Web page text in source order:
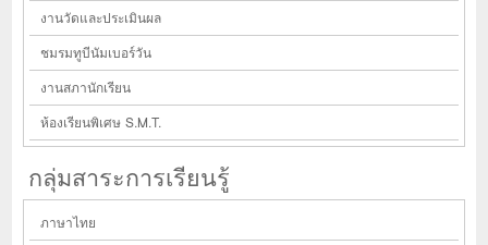
งานวัดและประเมินผล
ชมรมทูบีนัมเบอร์วัน
งานสภานักเรียน
ห้องเรียนพิเศษ S.M.T.
กลุ่มสาระการเรียนรู้
ภาษาไทย